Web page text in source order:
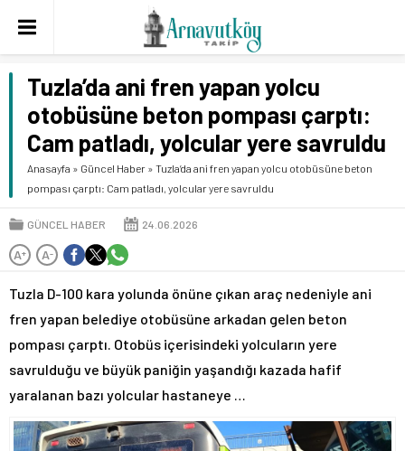
Tuzla’da ani fren yapan yolcu
otobüsüne beton pompası çarptı:
Cam patladı, yolcular yere savruldu
Anasayfa » Güncel Haber » Tuzla’da ani fren yapan yolcu otobüsüne beton
pompası çarptı: Cam patladı, yolcular yere savruldu
GÜNCEL HABER 24.06.2026
A+ A-
Tuzla D-100 kara yolunda önüne çıkan araç nedeniyle ani
fren yapan belediye otobüsüne arkadan gelen beton
pompası çarptı. Otobüs içerisindeki yolcuların yere
savrulduğu ve büyük paniğin yaşandığı kazada hafif
yaralanan bazı yolcular hastaneye …